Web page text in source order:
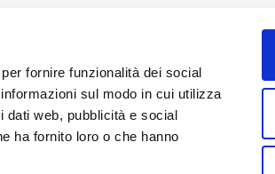
fornire funzionalità dei social
sul modo in cui utilizza
dati web, pubblicità e social
ha fornito loro o che hanno